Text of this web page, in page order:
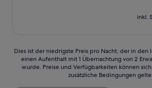
inkl.
Dies
der
Dies ist der niedrigste Preis pro Nacht, der in den
einen Aufenthalt mit 1 Übernachtung von 2
wurde. Preise und Verfügbarkeiten können
zusätzliche Bedingungen